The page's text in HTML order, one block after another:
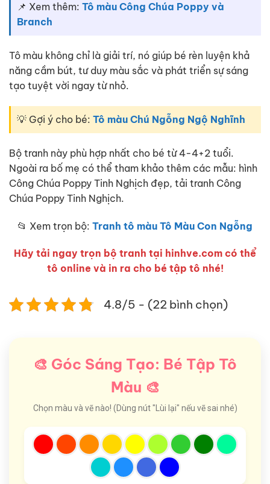
📌 Xem thêm: Tô màu Công Chúa Poppy và
Branch
Tô màu không chỉ là giải trí, nó giúp bé rèn luyện khả
năng cầm bút, tư duy màu sắc và phát triển sự sáng
tạo tuyệt vời ngay từ nhỏ.
💡 Gợi ý cho bé: Tô màu Chú Ngỗng Ngộ Nghĩnh
Bộ tranh này phù hợp nhất cho bé từ 4-4+2 tuổi.
Ngoài ra bố mẹ có thể tham khảo thêm các mẫu: hình
Công Chúa Poppy Tinh Nghịch đẹp, tải tranh Công
Chúa Poppy Tinh Nghịch.
📂 Xem trọn bộ: Tranh tô màu Tô Màu Con Ngỗng
Hãy tải ngay trọn bộ tranh tại hinhve.com có thể
tô online và in ra cho bé tập tô nhé!
4.8/5 - (22 bình chọn)
🎨 Góc Sáng Tạo: Bé Tập Tô
Màu 🎨
Chọn màu và vẽ nào! (Dùng nút "Lùi lại" nếu vẽ sai nhé)